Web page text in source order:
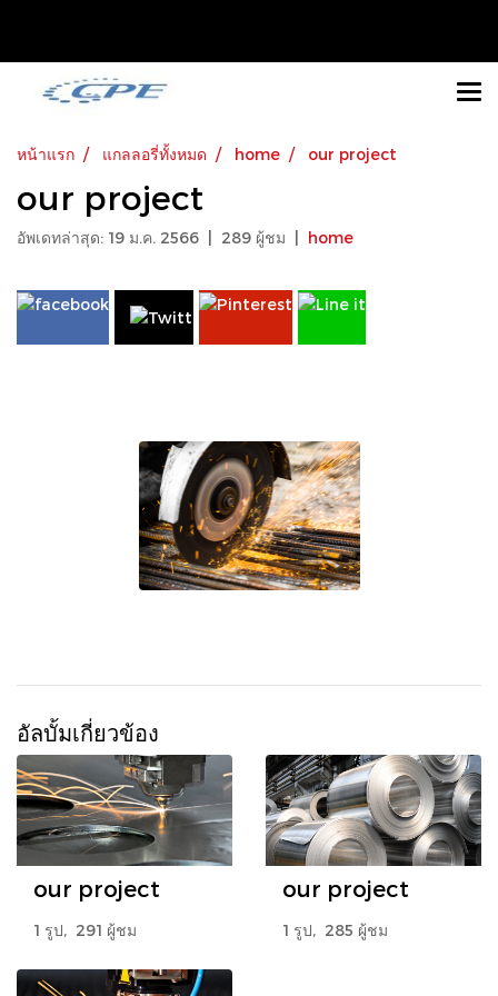
หน้าแรก แกลลอรี่ทั้งหมด home our project
our project
อัพเดทล่าสุด: 19 ม.ค. 2566 289 ผู้ชม home
อัลบั้มเกี่ยวข้อง
our project
1 รูป, 291 ผู้ชม
our project
1 รูป, 285 ผู้ชม